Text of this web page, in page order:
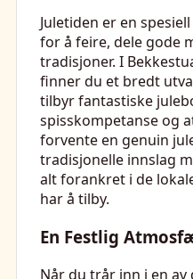
Juletiden er en
for å feire, dele gode
tradisjoner. I
finner du et bredt
tilbyr fantastiske
spisskompetanse og
forvente en genuin
tradisjonelle innslag
alt forankret i de
har å tilby.
En Festlig
Når du trår inn i en av